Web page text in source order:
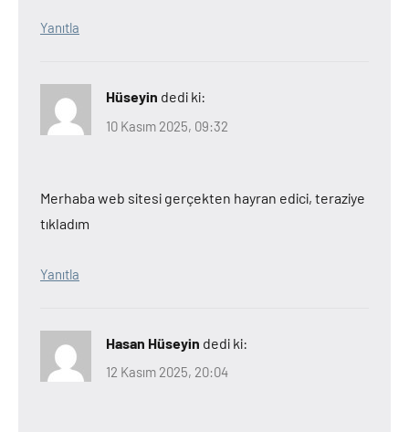
Yanıtla
Hüseyin dedi ki:
10 Kasım 2025, 09:32
Merhaba web sitesi gerçekten hayran edici, teraziye
tıkladım
Yanıtla
Hasan Hüseyin dedi ki:
12 Kasım 2025, 20:04